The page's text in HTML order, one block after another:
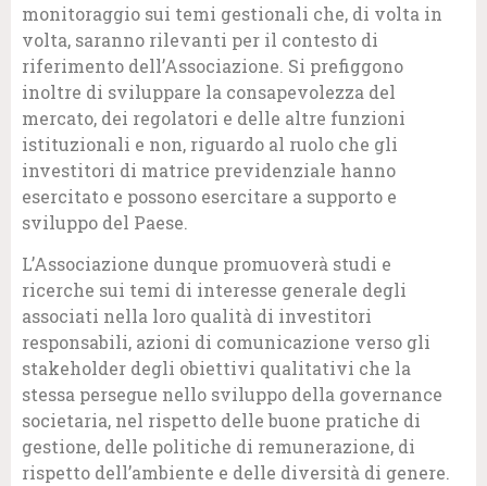
monitoraggio sui temi gestionali che, di volta in
volta, saranno rilevanti per il contesto di
riferimento dell’Associazione. Si prefiggono
inoltre di sviluppare la consapevolezza del
mercato, dei regolatori e delle altre funzioni
istituzionali e non, riguardo al ruolo che gli
investitori di matrice previdenziale hanno
esercitato e possono esercitare a supporto e
sviluppo del Paese.
L’Associazione dunque promuoverà studi e
ricerche sui temi di interesse generale degli
associati nella loro qualità di investitori
responsabili, azioni di comunicazione verso gli
stakeholder degli obiettivi qualitativi che la
stessa persegue nello sviluppo della governance
societaria, nel rispetto delle buone pratiche di
gestione, delle politiche di remunerazione, di
rispetto dell’ambiente e delle diversità di genere.